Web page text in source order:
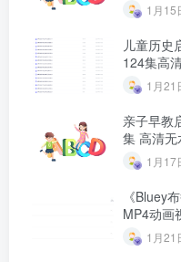
1月15
儿童历史
124集高
1月21
亲子早教
集 高清
1月17
《Bluey
MP4动画
1月21